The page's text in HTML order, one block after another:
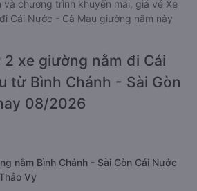
chương trình khuyến mãi, giá vé Xe
Cái Nước - Cà Mau giường nằm này
2 xe giường nằm đi Cái
từ Bình Chánh - Sài Gòn
08/2026
nằm Bình Chánh - Sài Gòn Cái Nước
Vy